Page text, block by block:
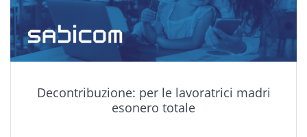
Decontribuzione: per le lavoratrici madri
esonero totale